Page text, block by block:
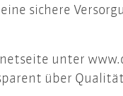
sichere
unter
über